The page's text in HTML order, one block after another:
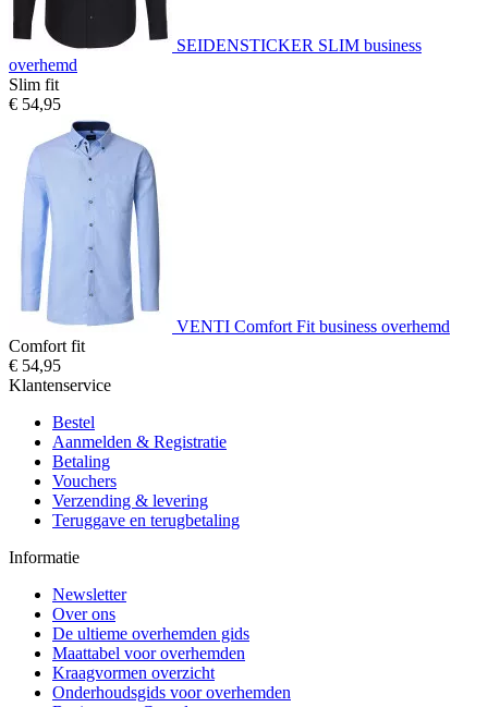
SEIDENSTICKER SLIM business
overhemd
Slim fit
€ 54,95
VENTI Comfort Fit business overhemd
Comfort fit
€ 54,95
Klantenservice
Bestel
Aanmelden & Registratie
Betaling
Vouchers
Verzending & levering
Teruggave en terugbetaling
Informatie
Newsletter
Over ons
De ultieme overhemden gids
Maattabel voor overhemden
Kraagvormen overzicht
Onderhoudsgids voor overhemden